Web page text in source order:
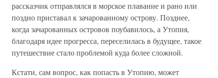
рассказчик отправлялся в морское плавание и рано или
поздно приставал к зачарованному острову. Позднее,
когда зачарованных островов поубавилось, а Утопия,
благодаря идее прогресса, переселилась в будущее, такое
путешествие стало проблемой куда более сложной.
Кстати, сам вопрос, как попасть в Утопию, может